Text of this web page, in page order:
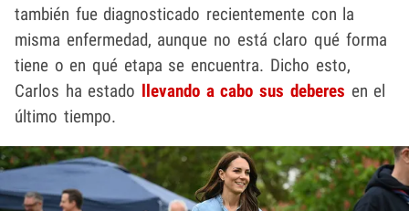
también fue diagnosticado recientemente con la
misma enfermedad, aunque no está claro qué forma
tiene o en qué etapa se encuentra. Dicho esto,
Carlos ha estado llevando a cabo sus deberes en el
último tiempo.